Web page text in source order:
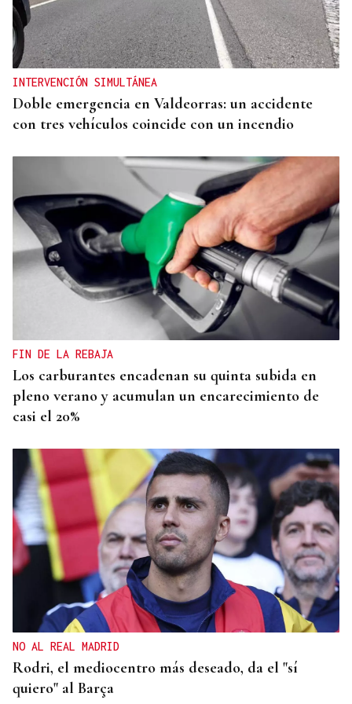
INTERVENCIÓN SIMULTÁNEA
Doble emergencia en Valdeorras: un accidente
con tres vehículos coincide con un incendio
FIN DE LA REBAJA
Los carburantes encadenan su quinta subida en
pleno verano y acumulan un encarecimiento de
casi el 20%
NO AL REAL MADRID
Rodri, el mediocentro más deseado, da el "sí
quiero" al Barça